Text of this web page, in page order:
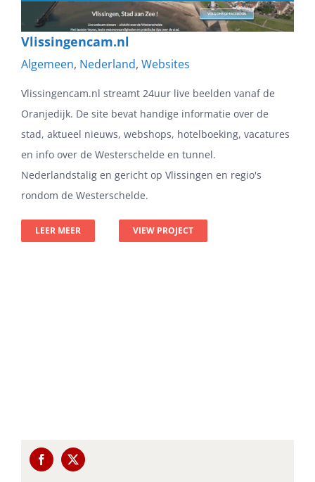
Vlissingencam.nl
Algemeen, Nederland, Websites
Vlissingencam.nl streamt 24uur live beelden vanaf de
Oranjedijk. De site bevat handige informatie over de
stad, aktueel nieuws, webshops, hotelboeking, vacatures
en info over de Westerschelde en tunnel.
Nederlandstalig en gericht op Vlissingen en regio's
rondom de Westerschelde.
LEER MEER VIEW PROJECT